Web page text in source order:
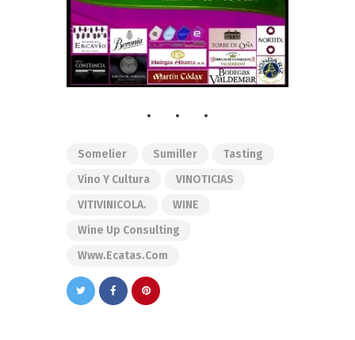
Somelier Sumiller
Tasting
Vino Y Cultura
VINOTICIAS
VITIVINICOLA.
WINE
Wine Up Consulting
Www.ecatas.com